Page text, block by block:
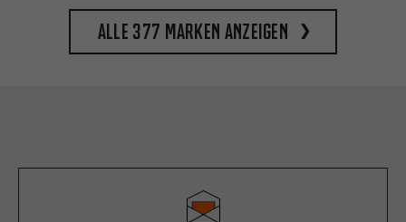
Alle 377 Marken anzeigen